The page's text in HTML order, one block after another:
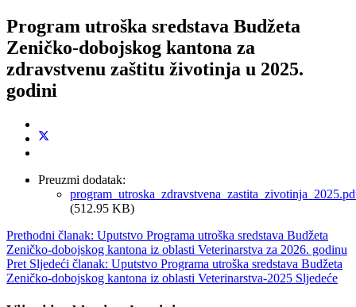
Program utroška sredstava Budžeta
Zeničko-dobojskog kantona za
zdravstvenu zaštitu životinja u 2025.
godini
Preuzmi dodatak:
(512.95 KB)
Prethodni članak: Uputstvo Programa utroška sredstava Budžeta
Zeničko-dobojskog kantona iz oblasti Veterinarstva za 2026. godinu
Pret Sljedeći članak: Uputstvo Programa utroška sredstava Budžeta
Zeničko-dobojskog kantona iz oblasti Veterinarstva-2025 Sljedeće